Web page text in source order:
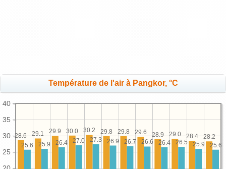
Température de l'air à Pangkor, °C
25
30
35
40
28.2
28.4
29.0
28.9
29.6
29.8
29.8
30.2
30.0
29.9
29.1
28.6
25.6
25.9
26.5
26.4
26.6
26.7
26.9
27.3
27.0
26.4
25.9
25.6